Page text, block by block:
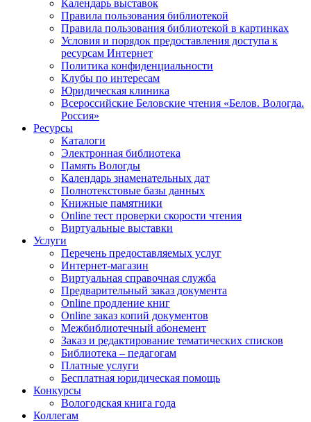
Календарь выставок
Правила пользования библиотекой
Правила пользования библиотекой в картинках
Условия и порядок предоставления доступа к
ресурсам Интернет
Политика конфиденциальности
Клубы по интересам
Юридическая клиника
Всероссийские Беловские чтения «Белов. Вологда.
Россия»
Ресурсы
Каталоги
Электронная библиотека
Память Вологды
Календарь знаменательных дат
Полнотекстовые базы данных
Книжные памятники
Online тест проверки скорости чтения
Виртуальные выставки
Услуги
Перечень предоставляемых услуг
Интернет-магазин
Виртуальная справочная служба
Предварительный заказ документа
Online продление книг
Online заказ копий документов
Межбиблиотечный абонемент
Заказ и редактирование тематических списков
Библиотека – педагогам
Платные услуги
Бесплатная юридическая помощь
Конкурсы
Вологодская книга года
Коллегам